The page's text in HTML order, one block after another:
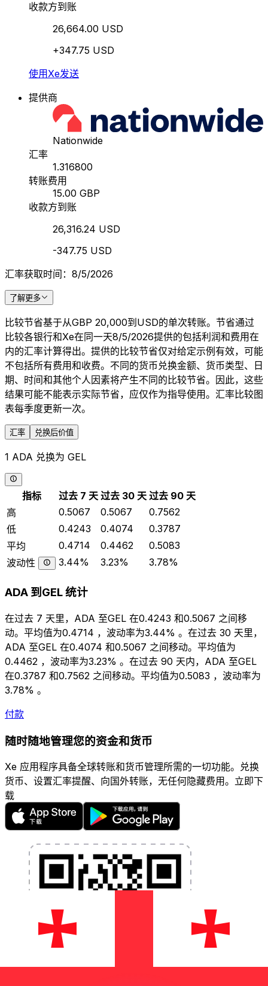
收款方到账
26,664.00 USD
+347.75 USD
使用Xe发送
提供商
Nationwide
汇率
1.316800
转账费用
15.00 GBP
收款方到账
26,316.24 USD
-347.75 USD
汇率获取时间：8/5/2026
了解更多
比较节省基于从GBP 20,000到USD的单次转账。节省通过
比较各银行和Xe在同一天8/5/2026提供的包括利润和费用在
内的汇率计算得出。提供的比较节省仅对给定示例有效，可能
不包括所有费用和收费。不同的货币兑换金额、货币类型、日
期、时间和其他个人因素将产生不同的比较节省。因此，这些
结果可能不能表示实际节省，应仅作为指导使用。汇率比较图
表每季度更新一次。
汇率 兑换后价值
1 ADA 兑换为 GEL
指标 过去 7 天 过去 30 天 过去 90 天
高
0.5067 0.5067
0.7562
低
0.4243 0.4074
0.3787
平均
0.4714 0.4462
0.5083
波动性
3.44% 3.23% 3.78%
ADA 到GEL 统计
在过去 7 天里，ADA 至GEL 在0.4243 和0.5067 之间移
动。平均值为0.4714 ，波动率为3.44% 。在过去 30 天里，
ADA 至GEL 在0.4074 和0.5067 之间移动。平均值为
0.4462 ，波动率为3.23% 。在过去 90 天内，ADA 至GEL
在0.3787 和0.7562 之间移动。平均值为0.5083 ，波动率为
3.78% 。
付款
随时随地管理您的资金和货币
Xe 应用程序具备全球转账和货币管理所需的一切功能。兑换
货币、设置汇率提醒、向国外转账，无任何隐藏费用。立即下
载